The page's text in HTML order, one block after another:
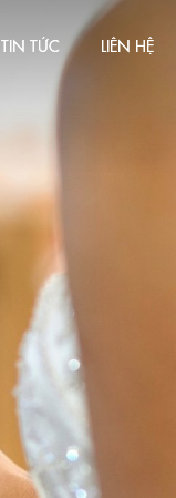
TIN TỨC LIÊN HỆ